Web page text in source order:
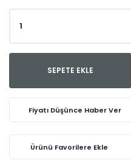
SEPETE EKLE
Fiyatı Düşünce Haber Ver